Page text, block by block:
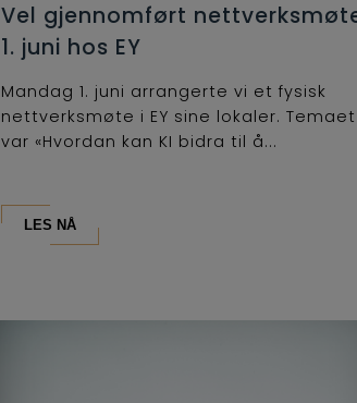
Vel gjennomført
1. juni hos EY
Mandag 1. juni arrangerte vi et fysisk
nettverksmøte i EY sine lokaler. Temaet
var «Hvordan kan KI bidra til å...
LES NÅ